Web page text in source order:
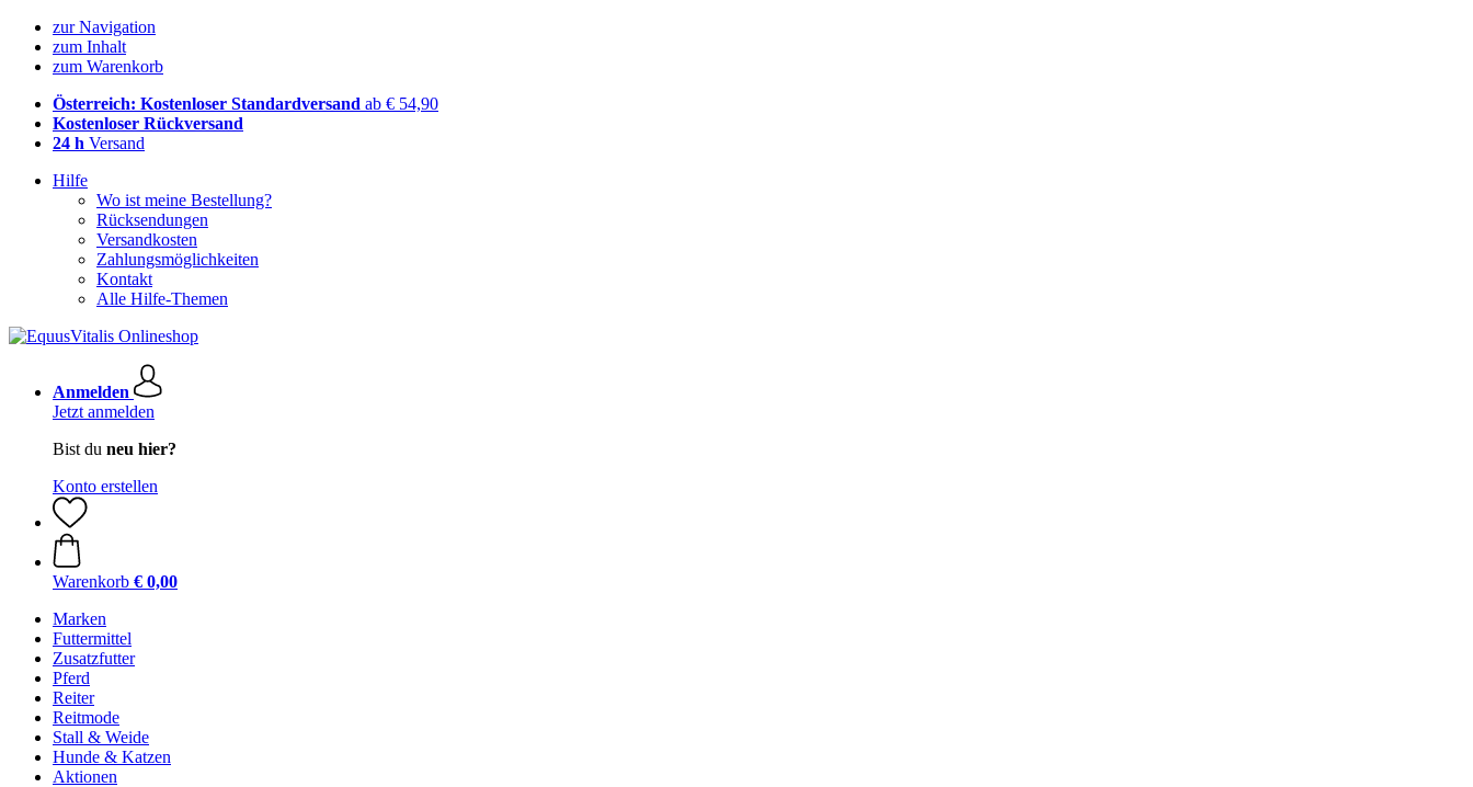
zur Navigation
zum Inhalt
zum Warenkorb
Österreich: Kostenloser Standardversand ab € 54,90
Kostenloser Rückversand
24 h Versand
Hilfe
Wo ist meine Bestellung?
Rücksendungen
Versandkosten
Zahlungsmöglichkeiten
Kontakt
Alle Hilfe-Themen
Anmelden
Jetzt anmelden
Bist du neu hier?
Konto erstellen
Warenkorb € 0,00
Marken
Futtermittel
Zusatzfutter
Pferd
Reiter
Reitmode
Stall & Weide
Hunde & Katzen
Aktionen